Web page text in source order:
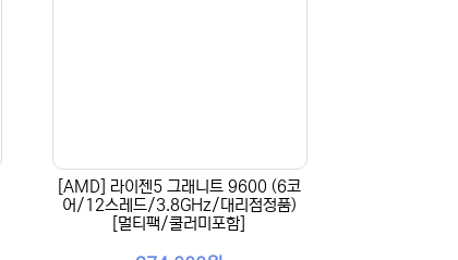
[AMD] 라이젠5 그래니트 9600 (6코
어/12스레드/3.8GHz/대리점정품)
[멀티팩/쿨러미포함]